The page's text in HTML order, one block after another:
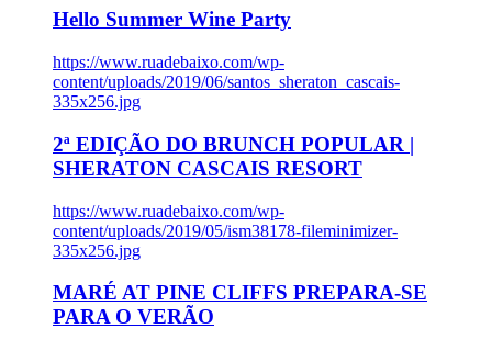
Hello Summer Wine Party
https://www.ruadebaixo.com/wp-
content/uploads/2019/06/santos_sheraton_cascais-
335x256.jpg
2ª EDIÇÃO DO BRUNCH POPULAR |
SHERATON CASCAIS RESORT
https://www.ruadebaixo.com/wp-
content/uploads/2019/05/ism38178-fileminimizer-
335x256.jpg
MARÉ AT PINE CLIFFS PREPARA-SE
PARA O VERÃO